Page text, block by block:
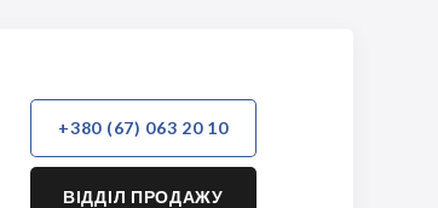
+380 (67) 063 20 10
ВІДДІЛ ПРОДАЖУ